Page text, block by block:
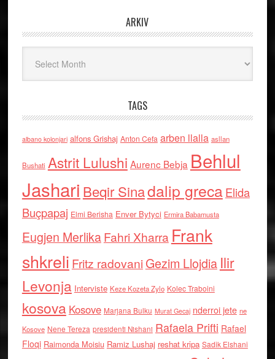
ARKIV
TAGS
albano kolonjari alfons Grishaj Anton Cefa arben llalla asllan
Bushati Astrit Lulushi Aurenc Bebja Behlul
Jashari Beqir Sinadalip grecaElida
Buçpapaj Elmi Berisha Enver Bytyci Ermira Babamusta
Eugjen MerlikaFahri Xharra Frank
shkreli Fritz radovaniGezim Llojdia Ilir
Levonja Interviste Keze Kozeta Zylo Kolec Traboini
kosova Kosove Marjana Bulku Murat Gecaj nderroi jete ne
Kosove Nene Tereza presidenti Nishani Rafaela Prifti Rafael
Floqi Raimonda Moisiu Ramiz Lushaj reshat kripa Sadik Elshani